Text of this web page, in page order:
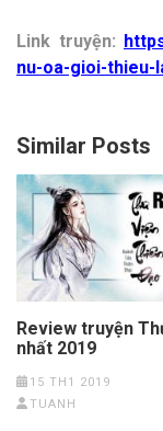
Link truyện:
nu-oa-gioi-thieu-
Similar Posts
Review truyện
nhất 2019
15 TH1 2019
TUANH